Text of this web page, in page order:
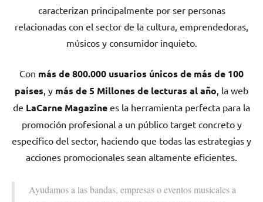
caracterizan principalmente por ser personas
relacionadas con el sector de la cultura, emprendedoras,
músicos y consumidor inquieto.
Con más de 800.000 usuarios únicos de más de 100
países , y más de 5 Millones de lecturas al año , la web
de LaCarne Magazine es la herramienta perfecta para la
promoción profesional a un público target concreto y
específico del sector, haciendo que todas las estrategias y
acciones promocionales sean altamente eficientes.
Ayudamos a las bandas, empresas o eventos musicales a